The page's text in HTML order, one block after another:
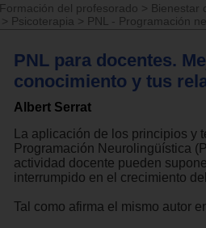
Formación del profesorado > Bienestar
> Psicoterapia > PNL - Programación
PNL para docentes.
conocimiento y tus
Albert Serrat
La aplicación de los principios y
Programación Neurolingüística
actividad docente pueden
interrumpido en el crecimiento
Tal como afirma el mismo autor